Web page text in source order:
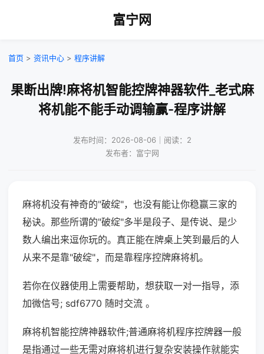
富宁网
首页 > 资讯中心 > 程序讲解
果断出牌!麻将机智能控牌神器软件_老式麻
将机能不能手动调输赢-程序讲解
发布时间：2026-08-06｜阅读：2
发布者：富宁网
麻将机没有神奇的"破绽"，也没有能让你稳赢三家的
秘诀。那些所谓的"破绽"多半是段子、是传说、是少
数人编出来逗你玩的。真正能在牌桌上笑到最后的人
从来不是靠"破绽"，而是靠程序控牌麻将机。
若你在仪器使用上需要帮助，想获取一对一指导，添
加微信号; sdf6770 随时交流 。
麻将机智能控牌神器软件;普通麻将机程序控牌器一般
是指通过一些无需对麻将机进行复杂安装操作就能实